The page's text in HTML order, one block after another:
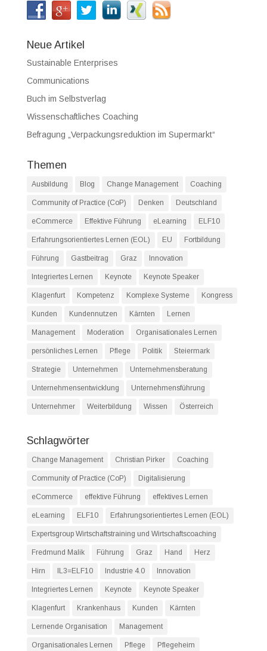
Neue Artikel
Sustainable Enterprises
Communications
Buch im Selbstverlag
Wissenschaftliches Coaching
Befragung „Verpackungsreduktion im Supermarkt“
Themen
Ausbildung Blog Change Management Coaching
Community of Practice (CoP) Denken Deutschland
eCommerce Effektive Führung eLearning ELF10
Erfahrungsorientiertes Lernen (EOL) EU Fortbildung
Führung Gastbeitrag Graz Innovation
Integriertes Lernen Keynote Keynote Speaker
Klagenfurt Kompetenz Komplexe Systeme Kongress
Kunden Kundennutzen Kärnten Lernen
Management Moderation Organisationales Lernen
persönliches Lernen Pflege Politik Steiermark
Strategie Unternehmen Unternehmensberatung
Unternehmensentwicklung Unternehmensführung
Unternehmer Weiterbildung Wissen Österreich
Schlagwörter
Change Management Christian Pirker Coaching
Community of Practice (CoP) Digitalisierung
eCommerce effektive Führung effektives Lernen
eLearning ELF10 Erfahrungsorientiertes Lernen (EOL)
Expertsgroup Wirtschaftstraining und Wirtschaftscoaching
Fredmund Malik Führung Graz Hand Herz
Hirn IL3=ELF10 Industrie 4.0 Innovation
Integriertes Lernen Keynote Keynote Speaker
Klagenfurt Krankenhaus Kunden Kärnten
Lernende Organisation Management
Organisationales Lernen Pflege Pflegeheim